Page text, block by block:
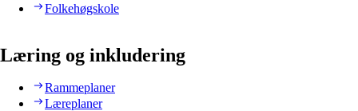
Folkehøgskole
Læring og inkludering
Rammeplaner
Læreplaner